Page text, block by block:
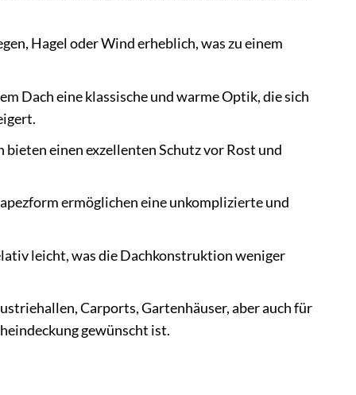
Hagel oder Wind erheblich, was zu einem
Dach eine klassische und warme Optik, die sich
einen exzellenten Schutz vor Rost und
ermöglichen eine unkomplizierte und
leicht, was die Dachkonstruktion weniger
Carports, Gartenhäuser, aber auch für
gewünscht ist.